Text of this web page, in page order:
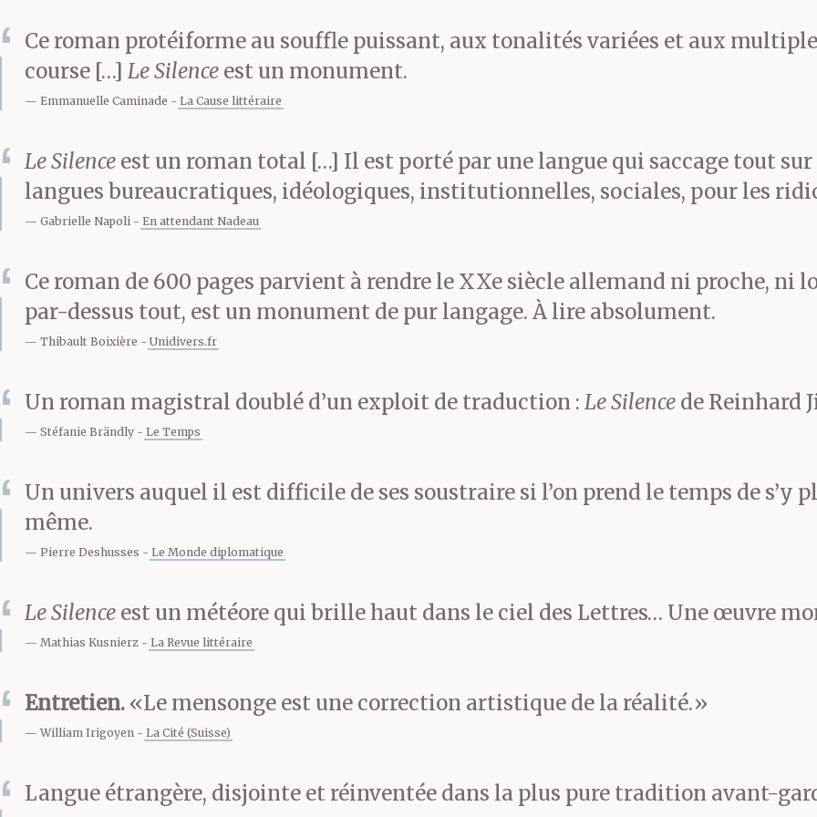
flétris par la chaleur le gémissement
la S-Bahn, comparable à de l’air chaud
compressé dans le bloc de la ville.) On
tous=nous pataugeons dans une
les fleurs avides d’air frais ouvrent
précédant sur l’allée de dalles, Max le
spaniel, presque aussi vieux que moi
ans d’âge canin convertis en âge
traîne de l’avant, haletant. À vrai dire,
d’emmener promener les chiens dans
cimetières. Mais ç’est chose courante
doute donnons-nous l’impression d’être
tous=les=deux en route vers le silence
Ce roman protéiforme au souffle puissant, aux tonalités variées et aux
course […] Le Silence est un monument.
Emmanuelle Caminade La Cause littéraire
Le Silence est un roman total […] Il est porté par une langue qui saccage tout
langues bureaucratiques, idéologiques, institutionnelles, sociales, pour les
Gabrielle Napoli En attendant Nadeau
Ce roman de 600 pages parvient à rendre le XXe siècle allemand ni proche,
par-dessus tout, est un monument de pur langage. À lire absolument.
Thibault Boixière Unidivers.fr
Un roman magistral doublé d’un exploit de traduction : Le Silence de Reinhard
Stéfanie Brändly Le Temps
Un univers auquel il est difficile de ses soustraire si l’on prend le temps de s’y
même.
Pierre Deshusses Le Monde diplomatique
Le Silence est un météore qui brille haut dans le ciel des Lettres… Une œuvre
Mathias Kusnierz La Revue littéraire
Entretien. «Le mensonge est une correction artistique de la réalité.»
William Irigoyen La Cité (Suisse)
Langue étrangère, disjointe et réinventée dans la plus pure tradition avant-